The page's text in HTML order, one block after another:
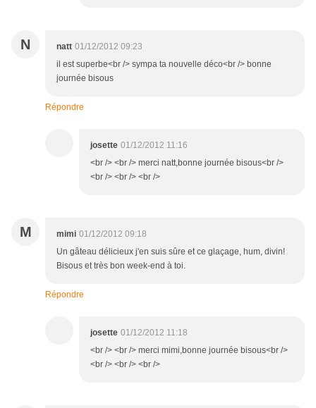
N natt 01/12/2012 09:23
il est superbe<br /> sympa ta nouvelle déco<br /> bonne
journée bisous
Répondre
josette 01/12/2012 11:16
<br /> <br /> merci natt,bonne journée bisous<br />
<br /> <br /> <br />
M mimi 01/12/2012 09:18
Un gâteau délicieux j'en suis sûre et ce glaçage, hum, divin!
Bisous et très bon week-end à toi.
Répondre
josette 01/12/2012 11:18
<br /> <br /> merci mimi,bonne journée bisous<br />
<br /> <br /> <br />